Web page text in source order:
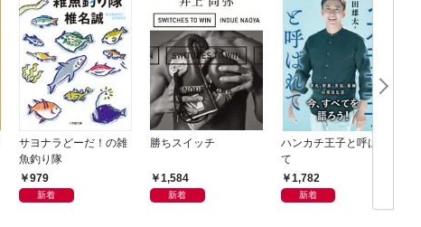
サヨナラどーだ！の雑
魚釣り隊
979
新着
勝ちスイッチ
1,584
新着
ハンカチ王子と呼ばれ
て
1,782
新着